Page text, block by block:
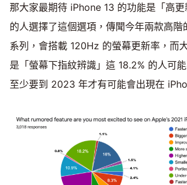
那大家最期待 iPhone 13 的功能是「高
的人選擇了這個選項，傳聞今年兩款高
系列，會搭載 120Hz 的螢幕更新率，而
是「螢幕下指紋辨識」這 18.2% 的人可
至少要到 2023 年才有可能會出現在